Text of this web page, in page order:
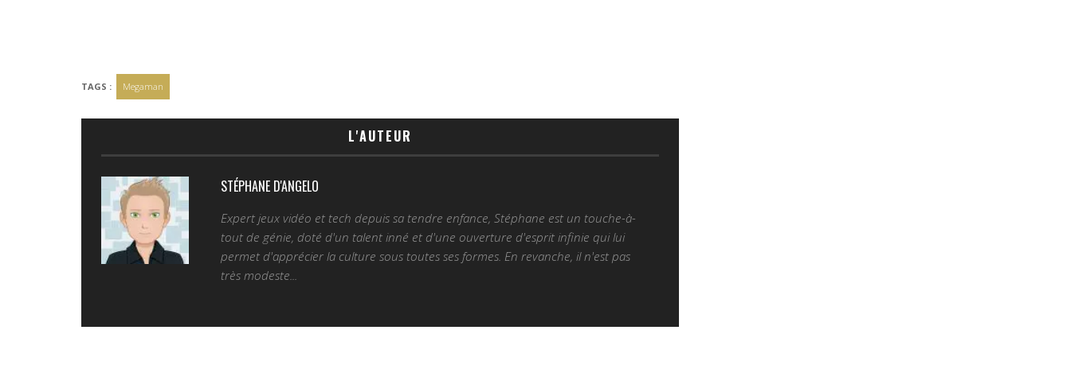
TAGS : Megaman
L'AUTEUR
STÉPHANE D'ANGELO
Expert jeux vidéo et tech depuis sa tendre enfance, Stéphane est un touche-à-
tout de génie, doté d'un talent inné et d'une ouverture d'esprit infinie qui lui
permet d'apprécier la culture sous toutes ses formes. En revanche, il n'est pas
très modeste...